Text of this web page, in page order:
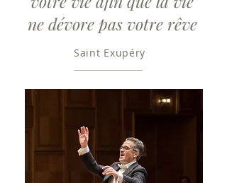
ne dévore pas votre rêve
Saint Exupéry